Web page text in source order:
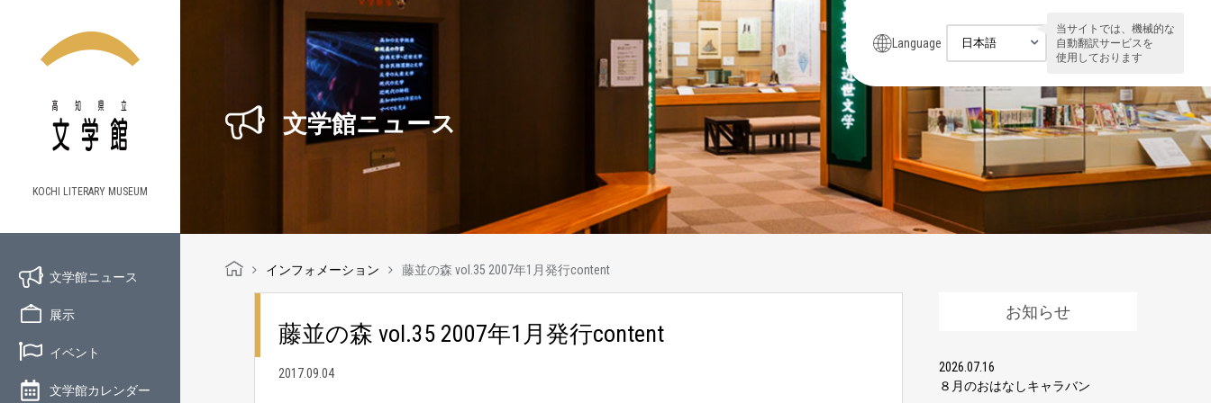
KOCHI LITERARY MUSEUM
文学館ニュース
展示
イベント
文学館カレンダー
Language
当サイトでは、機械的な
自動翻訳サービスを
使用しております
文学館ニュース
インフォメーション 藤並の森 vol.35 2007年1月発行content
藤並の森 vol.35 2007年1月発行content
2017.09.04
お知らせ
2026.07.16
８月のおはなしキャラバン